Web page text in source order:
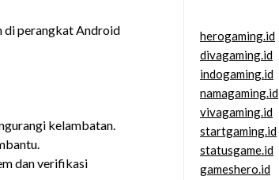
di perangkat Android
kelambatan.
dan verifikasi
herogaming.id
divagaming.id
indogaming.id
namagaming.id
vivagaming.id
startgaming.id
statusgame.id
gameshero.id